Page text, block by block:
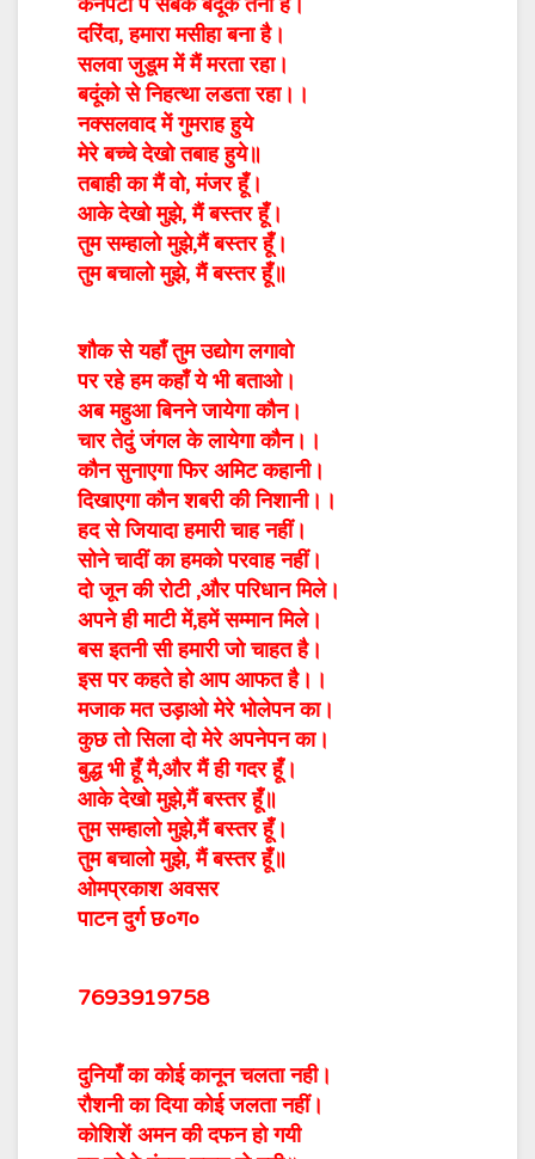
दरिंदा, हमारा मसीहा बना है।
सलवा जुडूम में मैं मरता रहा।
बदूंको से निहत्था लडता रहा।।
नक्सलवाद में गुमराह हुये
मेरे बच्चे देखो तबाह हुये॥
तबाही का मैं वो, मंजर हूँ।
आके देखो मुझे, मैं बस्तर हूँ।
तुम सम्हालो मुझे,मैं बस्तर हूँ।
तुम बचालो मुझे, मैं बस्तर हूँ॥
शौक से यहाँ तुम उद्योग लगावो
पर रहे हम कहाँ ये भी बताओ।
अब महुआ बिनने जायेगा कौन।
चार तेदुं जंगल के लायेगा कौन।।
कौन सुनाएगा फिर अमिट कहानी।
दिखाएगा कौन शबरी की निशानी।।
हद से जियादा हमारी चाह नहीं।
सोने चादीं का हमको परवाह नहीं।
दो जून की रोटी ,और परिधान मिले।
अपने ही माटी में,हमें सम्मान मिले।
बस इतनी सी हमारी जो चाहत है।
इस पर कहते हो आप आफत है।।
मजाक मत उड़ाओ मेरे भोलेपन का।
कुछ तो सिला दो मेरे अपनेपन का।
बुद्ध भी हूँ मै,और मैं ही गदर हूँ।
आके देखो मुझे,मैं बस्तर हूँ॥
तुम सम्हालो मुझे,मैं बस्तर हूँ।
तुम बचालो मुझे, मैं बस्तर हूँ॥
ओमप्रकाश अवसर
पाटन दुर्ग छ०ग०
7693919758
दुनियाँ का कोई कानून चलता नही।
रौशनी का दिया कोई जलता नहीं।
कोशिशें अमन की दफन हो गयी